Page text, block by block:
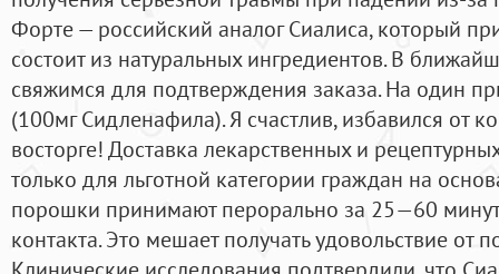
Форте — российский аналог Сиалиса, который
состоит из натуральных ингредиентов. В
свяжимся для подтверждения заказа. На один
(100мг Сидленафила). Я счастлив, избавился от
восторге! Доставка лекарственных и
только для льготной категории граждан на
порошки принимают перорально за 25—60 минут
контакта. Это мешает получать удовольствие от